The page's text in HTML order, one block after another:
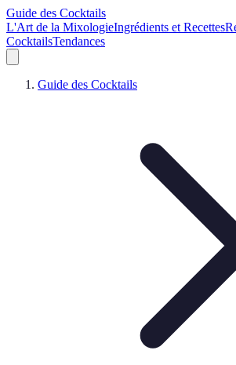
Guide des Cocktails
L'Art de la MixologieIngrédients et Recettes
CocktailsTendances
Guide des Cocktails